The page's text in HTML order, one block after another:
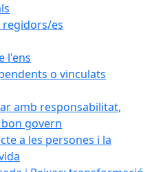
es
l'ens
o vinculats
amb responsabilitat,
govern
a les persones i la